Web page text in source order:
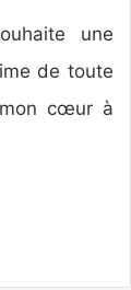
une
de toute
cœur à